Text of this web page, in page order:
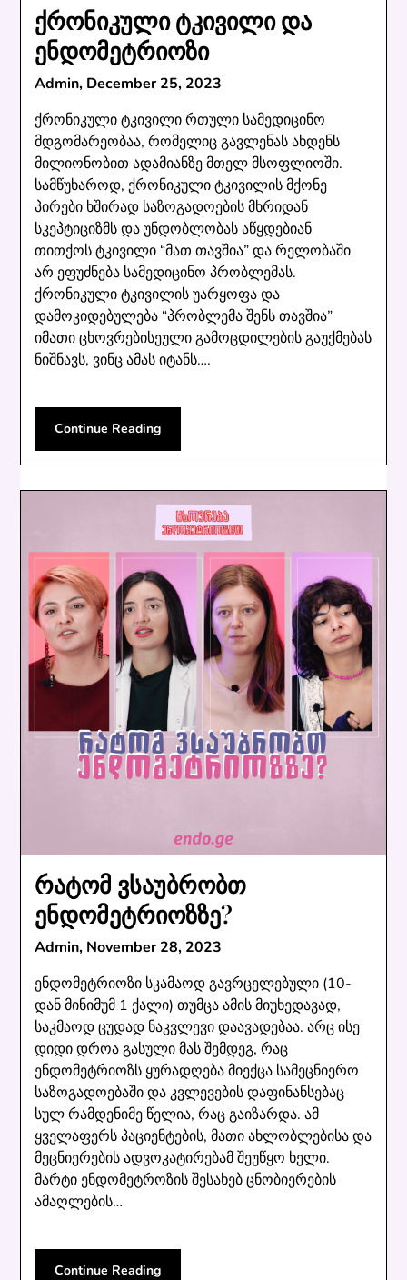
ქრონიკული ტკივილი და
ენდომეტრიოზი
Admin, December 25, 2023
ქრონიკული ტკივილი რთული სამედიცინო
მდგომარეობაა, რომელიც გავლენას ახდენს
მილიონობით ადამიანზე მთელ მსოფლიოში.
სამწუხაროდ, ქრონიკული ტკივილის მქონე
პირები ხშირად საზოგადოების მხრიდან
სკეპტიციზმს და უნდობლობას აწყდებიან
თითქოს ტკივილი “მათ თავშია” და რელობაში
არ ეფუძნება სამედიცინო პრობლემას.
ქრონიკული ტკივილის უარყოფა და
დამოკიდებულება “პრობლემა შენს თავშია”
იმათი ცხოვრებისეული გამოცდილების გაუქმებას
ნიშნავს, ვინც ამას იტანს….
Continue Reading
რატომ ვსაუბრობთ
ენდომეტრიოზზე?
Admin, November 28, 2023
ენდომეტრიოზი სკამაოდ გავრცელებული (10-
დან მინიმუმ 1 ქალი) თუმცა ამის მიუხედავად,
საკმაოდ ცუდად ნაკვლევი დაავადებაა. არც ისე
დიდი დროა გასული მას შემდეგ, რაც
ენდომეტრიოზს ყურადღება მიექცა სამეცნიერო
საზოგადოებაში და კვლევების დაფინანსებაც
სულ რამდენიმე წელია, რაც გაიზარდა. ამ
ყველაფერს პაციენტების, მათი ახლობლებისა და
მეცნიერების ადვოკატირებამ შეუწყო ხელი.
მარტი ენდომეტროზის შესახებ ცნობიერების
ამაღლების…
Continue Reading